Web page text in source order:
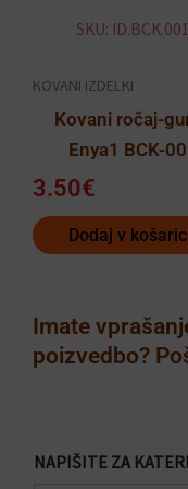
SKU: ID.BCK.001
KOVANI IZDELKI
Kovani ročaj-
Enya1 BCK-
3.50€
Dodaj v
Imate
poizvedbo?
NAPIŠITE ZA